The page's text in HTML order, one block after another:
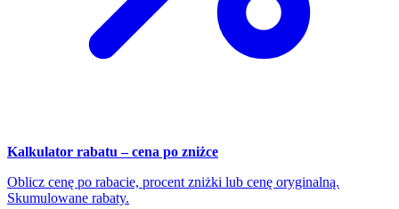
Kalkulator rabatu – cena po zniżce
Oblicz cenę po rabacie, procent zniżki lub cenę oryginalną.
Skumulowane rabaty.